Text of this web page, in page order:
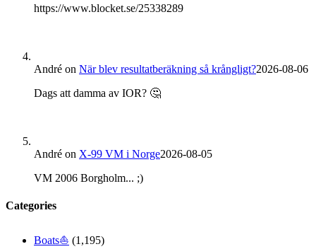
https://www.blocket.se/25338289
André on När blev resultatberäkning så krångligt?2026-08-06
Dags att damma av IOR? 🤔
André on X-99 VM i Norge2026-08-05
VM 2006 Borgholm... ;)
Categories
Boats⛵️ (1,195)